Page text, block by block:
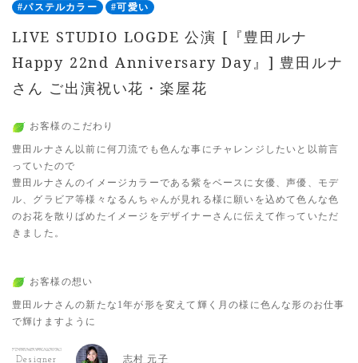
#パステルカラー
#可愛い
LIVE STUDIO LOGDE 公演 [『豊田ルナ
Happy 22nd Anniversary Day』] 豊田ルナ
さん ご出演祝い花・楽屋花
お客様のこだわり
豊田ルナさん以前に何刀流でも色んな事にチャレンジしたいと以前言
っていたので
豊田ルナさんのイメージカラーである紫をベースに女優、声優、モデ
ル、グラビア等様々なるんちゃんが見れる様に願いを込めて色んな色
のお花を散りばめたイメージをデザイナーさんに伝えて作っていただ
きました。
お客様の想い
豊田ルナさんの新たな1年が形を変えて輝く月の様に色んな形のお仕事
で輝けますように
Designer 志村 元子